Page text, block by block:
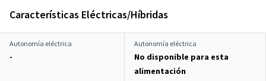
Características Eléctricas/Híbridas
Autonomía eléctrica
-
Autonomía eléctrica
No disponible para esta
alimentación